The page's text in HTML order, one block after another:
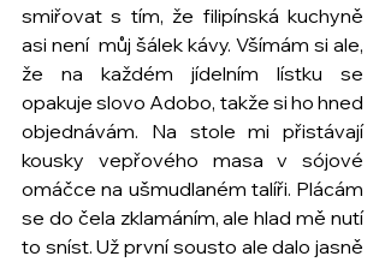
smiřovat s tím, že filipínská kuchyně
asi není  můj šálek kávy. Všímám si ale,
že na každém jídelním lístku se
opakuje slovo Adobo, takže si ho hned
objednávám. Na stole mi přistávají
kousky vepřového masa v sójové
omáčce na ušmudlaném talíři. Plácám
se do čela zklamáním, ale hlad mě nutí
to sníst. Už první sousto ale dalo jasně